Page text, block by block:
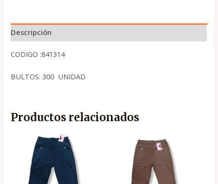
Descripción
CODIGO :841314
BULTOS: 300 UNIDAD
Productos relacionados